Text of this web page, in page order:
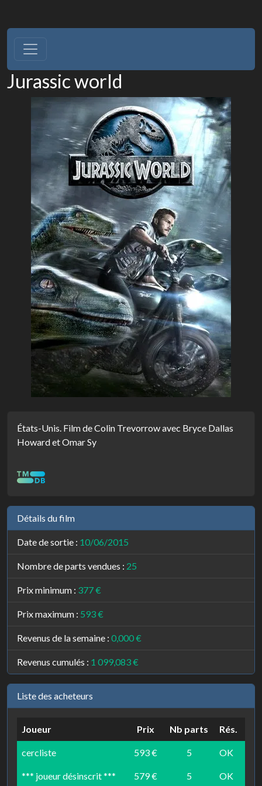
Jurassic world
États-Unis. Film de Colin Trevorrow avec Bryce Dallas
Howard et Omar Sy
Détails du film
Date de sortie : 10/06/2015
Nombre de parts vendues : 25
Prix minimum : 377 €
Prix maximum : 593 €
Revenus de la semaine : 0,000 €
Revenus cumulés : 1 099,083 €
Liste des acheteurs
Joueur Prix Nb parts Rés.
cercliste 593 € 5 OK
*** joueur désinscrit *** 579 € 5 OK